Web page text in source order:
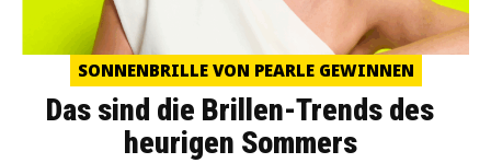
SONNENBRILLE VON PEARLE GEWINNEN
Das sind die Brillen-Trends des
heurigen Sommers